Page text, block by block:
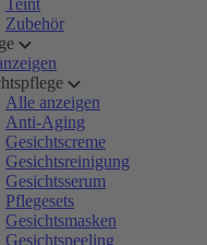
Teint
Zubehör
Alle anzeigen
Anti-Aging
Gesichtscreme
Gesichtsreinigung
Gesichtsserum
Pflegesets
Gesichtsmasken
Gesichtspeeling